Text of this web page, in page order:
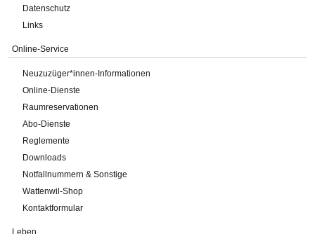
Datenschutz
Links
Online-Service
Neuzuzüger*innen-Informationen
Online-Dienste
Raumreservationen
Abo-Dienste
Reglemente
Downloads
Notfallnummern & Sonstige
Wattenwil-Shop
Kontaktformular
Leben